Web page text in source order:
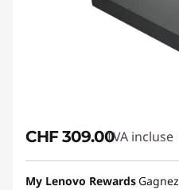
CHF 309.00TVA incluse
My Lenovo Rewards Gagnez